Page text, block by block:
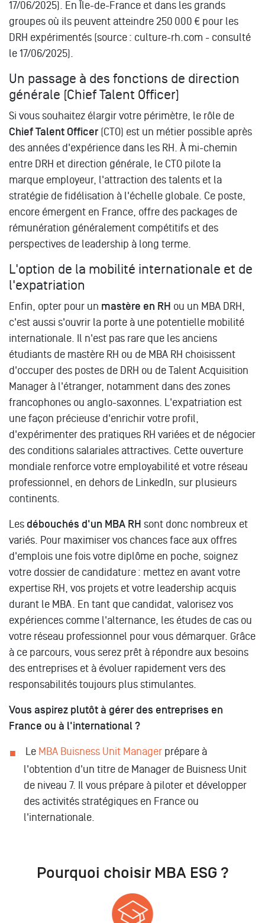
17/06/2025). En Île-de-France et dans les grands
groupes où ils peuvent atteindre 250 000 € pour les
DRH expérimentés (source : culture-rh.com - consulté
le 17/06/2025).
Un passage à des fonctions de direction
générale (Chief Talent Officer)
Si vous souhaitez élargir votre périmètre, le rôle de
Chief Talent Officer (CTO) est un métier possible après
des années d'expérience dans les RH. À mi-chemin
entre DRH et direction générale, le CTO pilote la
marque employeur, l'attraction des talents et la
stratégie de fidélisation à l'échelle globale. Ce poste,
encore émergent en France, offre des packages de
rémunération généralement compétitifs et des
perspectives de leadership à long terme.
L'option de la mobilité internationale et de
l'expatriation
Enfin, opter pour un mastère en RH ou un MBA DRH,
c'est aussi s'ouvrir la porte à une potentielle mobilité
internationale. Il n'est pas rare que les anciens
étudiants de mastère RH ou de MBA RH choisissent
d'occuper des postes de DRH ou de Talent Acquisition
Manager à l'étranger, notamment dans des zones
francophones ou anglo-saxonnes. L'expatriation est
une façon précieuse d'enrichir votre profil,
d'expérimenter des pratiques RH variées et de négocier
des conditions salariales attractives. Cette ouverture
mondiale renforce votre employabilité et votre réseau
professionnel, en dehors de LinkedIn, sur plusieurs
continents.
Les débouchés d'un MBA RH sont donc nombreux et
variés. Pour maximiser vos chances face aux offres
d'emplois une fois votre diplôme en poche, soignez
votre dossier de candidature : mettez en avant votre
expertise RH, vos projets et votre leadership acquis
durant le MBA. En tant que candidat, valorisez vos
expériences comme l'alternance, les études de cas ou
votre réseau professionnel pour vous démarquer. Grâce
à ce parcours, vous serez prêt à répondre aux besoins
des entreprises et à évoluer rapidement vers des
responsabilités toujours plus stimulantes.
Vous aspirez plutôt à gérer des entreprises en
France ou à l'international ?
Le MBA Buisness Unit Manager prépare à
l'obtention d'un titre de Manager de Buisness Unit
de niveau 7. Il vous prépare à piloter et développer
des activités stratégiques en France ou
l'internationale.
Pourquoi choisir MBA ESG ?